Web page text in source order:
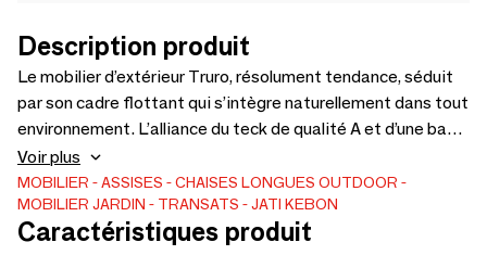
Description produit
Le mobilier d’extérieur Truro, résolument tendance, séduit
par son cadre flottant qui s’intègre naturellement dans tout
environnement. L’alliance du teck de qualité A et d’une base
en aluminium confère à la collection une allure sophistiquée
et contemporaine. Offrant à la fois confort supérieur et
assises luxueuses, Truro incarne l’élégance intemporelle et
transforme terrasses, jardins et espaces lounge en
Voir plus
MOBILIER ASSISES CHAISES LONGUES OUTDOOR
MOBILIER JARDIN
TRANSATS JATI KEBON
Caractéristiques produit